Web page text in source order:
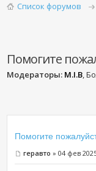
Список форумов
Помогите
Модераторы: M.I.B,
Помогите
геравто » 04 фев